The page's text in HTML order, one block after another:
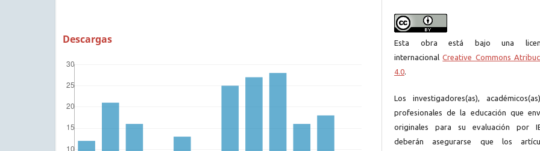
Descargas
Esta obra está bajo una
internacionalCreative Commons
4.0.
Los investigadores(as),
profesionales de la educación que
originales para su evaluación por
deberán asegurarse que los